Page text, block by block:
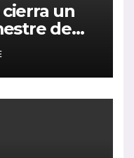
un
de
en